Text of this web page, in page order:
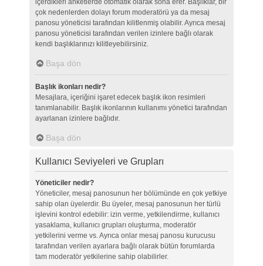
içerdikleri anketlerde otomatik olarak sona erer. Başlıklar, bir
çok nedenlerden dolayı forum moderatörü ya da mesaj
panosu yöneticisi tarafından kilitlenmiş olabilir. Ayrıca mesaj
panosu yöneticisi tarafından verilen izinlere bağlı olarak
kendi başlıklarınızı kilitleyebilirsiniz.
Başa dön
Başlık ikonları nedir?
Mesajlara, içeriğini işaret edecek başlık ikon resimleri
tanımlanabilir. Başlık ikonlarının kullanımı yönetici tarafından
ayarlanan izinlere bağlıdır.
Başa dön
Kullanıcı Seviyeleri ve Grupları
Yöneticiler nedir?
Yöneticiler, mesaj panosunun her bölümünde en çok yetkiye
sahip olan üyelerdir. Bu üyeler, mesaj panosunun her türlü
işlevini kontrol edebilir: izin verme, yetkilendirme, kullanıcı
yasaklama, kullanıcı grupları oluşturma, moderatör
yetkilerini verme vs. Ayrıca onlar mesaj panosu kurucusu
tarafından verilen ayarlara bağlı olarak bütün forumlarda
tam moderatör yetkilerine sahip olabilirler.